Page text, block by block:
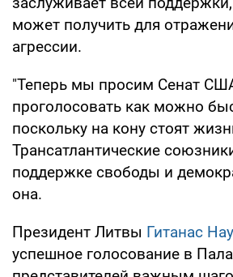
может получить для
агрессии.
"Теперь мы просим Сенат
проголосовать как можно
поскольку на кону стоят
Трансатлантические
поддержке свободы и
она.
Президент Литвы Гитанас
успешное голосование в